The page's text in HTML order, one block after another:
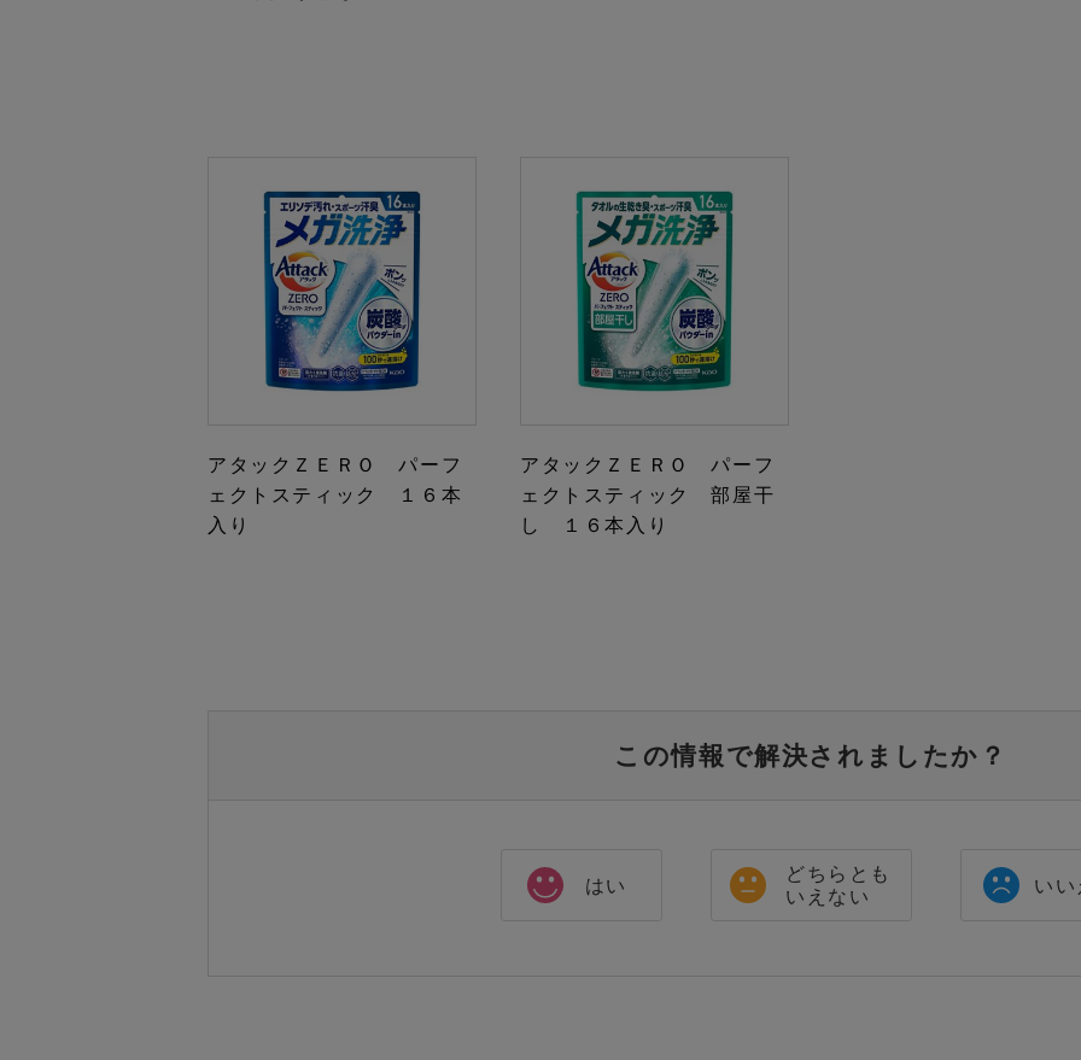
アタックＺＥＲＯ パーフ
ェクトスティック １６本
入り
アタックＺＥＲＯ パーフ
ェクトスティック 部屋干
し １６本入り
この情報で解決されましたか？
はい
どちらとも
いえない
いい